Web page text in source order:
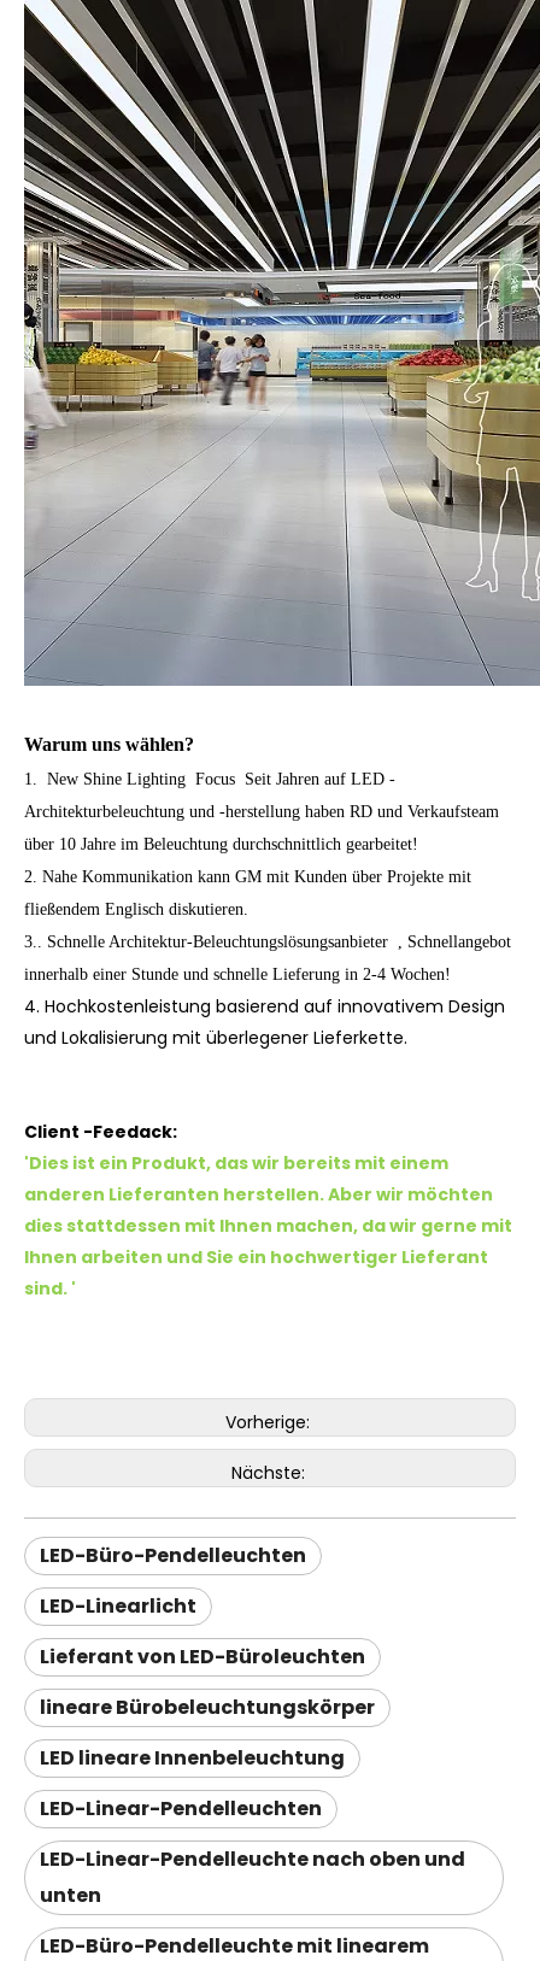
Warum uns wählen?
1. New Shine Lighting Focus Seit Jahren auf LED -
Architekturbeleuchtung und -herstellung haben RD und Verkaufsteam
über 10 Jahre im Beleuchtung durchschnittlich gearbeitet!
2. Nahe Kommunikation kann GM mit Kunden über Projekte mit
fließendem Englisch diskutieren.
3.. Schnelle Architektur-Beleuchtungslösungsanbieter , Schnellangebot
innerhalb einer Stunde und schnelle Lieferung in 2-4 Wochen!
4. Hochkostenleistung basierend auf innovativem Design
und Lokalisierung mit überlegener Lieferkette.
Client -Feedack:
'Dies ist ein Produkt, das wir bereits mit einem
anderen Lieferanten herstellen. Aber wir möchten
dies stattdessen mit Ihnen machen, da wir gerne mit
Ihnen arbeiten und Sie ein hochwertiger Lieferant
sind. '
Vorherige:
Nächste:
LED-Büro-Pendelleuchten
LED-Linearlicht
Lieferant von LED-Büroleuchten
lineare Bürobeleuchtungskörper
LED lineare Innenbeleuchtung
LED-Linear-Pendelleuchten
LED-Linear-Pendelleuchte nach oben und
unten
LED-Büro-Pendelleuchte mit linearem